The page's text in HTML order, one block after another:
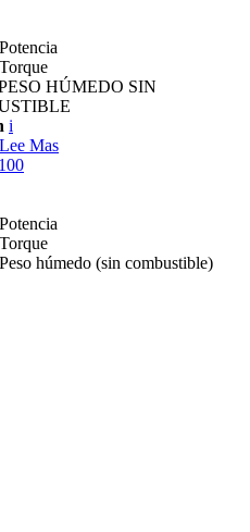
Potencia
Torque
HÚMEDO SIN
i
Lee Mas
Potencia
Torque
Peso húmedo (sin combustible)